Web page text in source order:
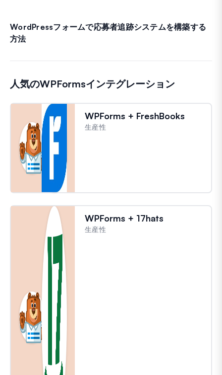
WordPressフォームで応募者追跡システムを構築する
方法
人気のWPFormsインテグレーション
WPForms + FreshBooks
生産性
WPForms + 17hats
生産性